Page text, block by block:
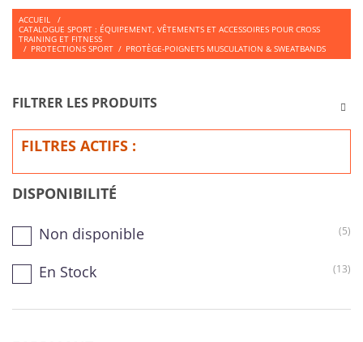
ACCUEIL
/
CATALOGUE SPORT : ÉQUIPEMENT, VÊTEMENTS ET ACCESSOIRES POUR CROSS
TRAINING ET FITNESS
/ PROTECTIONS SPORT / PROTÈGE-POIGNETS MUSCULATION & SWEATBANDS
FILTRER LES PRODUITS
FILTRES ACTIFS :
DISPONIBILITÉ
Non disponible (5)
En Stock (13)